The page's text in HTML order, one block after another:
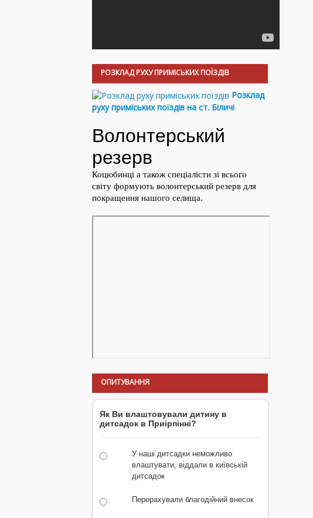
РОЗКЛАД РУХУ ПРИМІСЬКИХ ПОЇЗДІВ
Розклад
руху приміських поїздів на ст. Біличі
ОПИТУВАННЯ
Як Ви влаштовували дитину в
дитсадок в Приірпінні?
У наші дитсадки неможливо
влаштувати, віддали в київській
дитсадок
Перерахували благодійний внесок